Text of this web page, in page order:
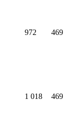
972 469
1 018 469